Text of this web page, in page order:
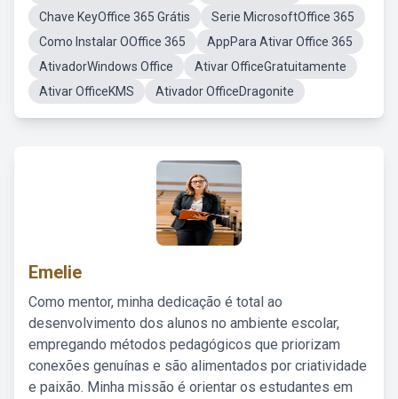
Chave KeyOffice 365 Grátis
Serie MicrosoftOffice 365
Como Instalar OOffice 365
AppPara Ativar Office 365
AtivadorWindows Office
Ativar OfficeGratuitamente
Ativar OfficeKMS
Ativador OfficeDragonite
Emelie
Como mentor, minha dedicação é total ao
desenvolvimento dos alunos no ambiente escolar,
empregando métodos pedagógicos que priorizam
conexões genuínas e são alimentados por criatividade
e paixão. Minha missão é orientar os estudantes em